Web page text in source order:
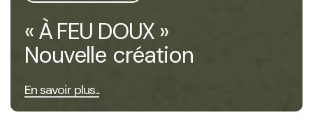
« À FEU DOUX »
Nouvelle création
En savoir plus...